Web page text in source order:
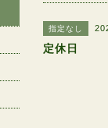
指定なし
定休日